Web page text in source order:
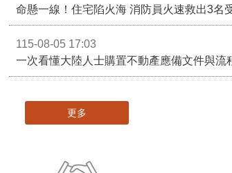
命懸一線！住宅陷火海 消防員火速救出3名
115-08-05 17:03
一次看懂大陸人士購置不動產應備文件與流
更多